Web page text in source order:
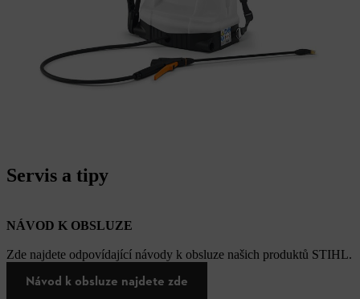
Servis a tipy
NÁVOD K OBSLUZE
Zde najdete odpovídající návody k obsluze našich produktů STIHL.
Návod k obsluze najdete zde